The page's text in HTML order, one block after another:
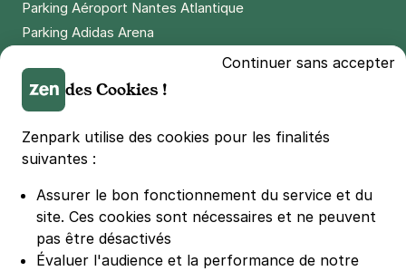
Parking Aéroport Nantes Atlantique
Parking Adidas Arena
Parking LDLC Arena
Parking Stade Pierre Mauroy
Parking Groupama Stadium
Parking Vélodrome
Parking Bercy
Parking La Défense Arena
Parking Les 4 temps
Continuer sans accepter
des Cookies !
Zenpark utilise des cookies pour les finalités
suivantes :
Assurer le bon fonctionnement du service et du
site. Ces cookies sont nécessaires et ne peuvent
pas être désactivés
Évaluer l'audience et la performance de notre